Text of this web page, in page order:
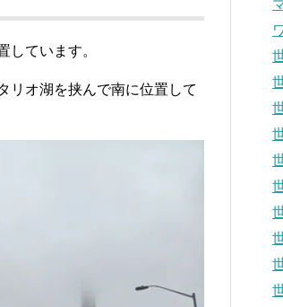
しています。
リオ湖を挟んで南に位置して